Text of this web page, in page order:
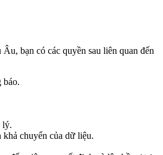
bạn có các quyền sau liên quan đến
báo.
lý.
chuyển của dữ liệu.